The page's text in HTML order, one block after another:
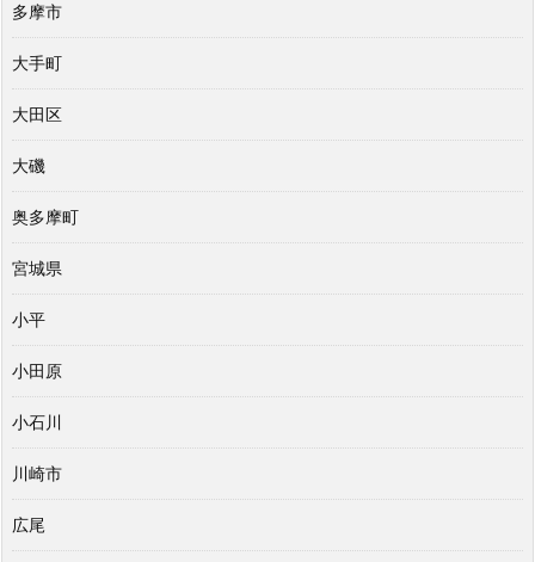
多摩市
大手町
大田区
大磯
奥多摩町
宮城県
小平
小田原
小石川
川崎市
広尾